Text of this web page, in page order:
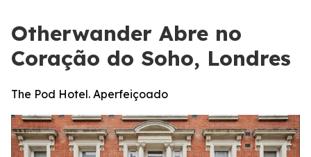
Otherwander Abre no
Coração do Soho, Londres
The Pod Hotel. Aperfeiçoado